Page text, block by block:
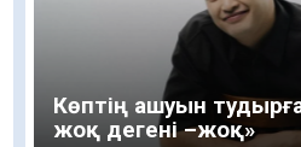
Көптің ашуын
жоқ дегені –жоқ»